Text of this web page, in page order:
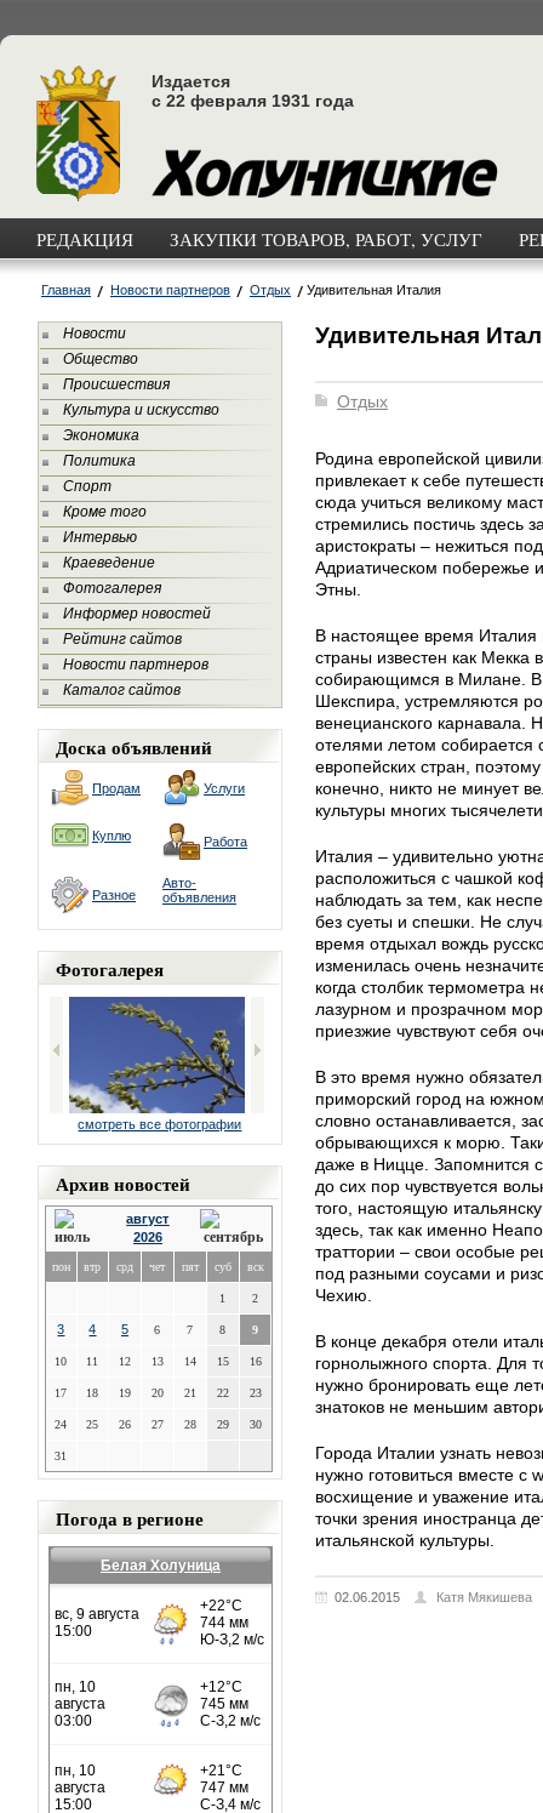
Издается
с 22 февраля 1931 года
РЕДАКЦИЯ ЗАКУПКИ ТОВАРОВ, РАБОТ, УСЛУГ
Главная Новости партнеров Отдых Удивительная Италия
Новости
Общество
Происшествия
Культура и искусство
Экономика
Политика
Спорт
Кроме того
Интервью
Краеведение
Фотогалерея
Информер новостей
Рейтинг сайтов
Новости партнеров
Каталог сайтов
Доска объявлений
Продам Услуги
Куплю Работа
Разное
Авто-
объявления
Фотогалерея
смотреть все фотографии
Архив новостей
август
2026
пон втр срд чет пят суб вск
1 2
3 4 5 6 7 8 9
10 11 12 13 14 15 16
17 18 19 20 21 22 23
24 25 26 27 28 29 30
31
Погода в регионе
Белая Холуница
Удивительная
Отдых
Родина европейской
привлекает к себе
сюда учиться великому
стремились постичь здесь
аристократы – нежиться
Адриатическом побережье
Этны.
В настоящее время Италия
страны известен как
собирающимся в Милане. В
Шекспира, устремляются
венецианского
отелями летом собирается
европейских стран,
конечно, никто не минует
культуры многих
Италия – удивительно
расположиться с чашкой
наблюдать за тем, как
без суеты и спешки. Не
время отдыхал вождь
изменилась очень
когда столбик термометра
лазурном и прозрачном
приезжие чувствуют себя
В это время нужно
приморский город на
словно останавливается,
обрывающихся к морю.
даже в Ницце. Запомнится
до сих пор чувствуется
того, настоящую
здесь, так как именно
траттории – свои особые
под разными соусами и
Чехию.
В конце декабря отели
горнолыжного спорта. Для
нужно бронировать еще
знатоков не меньшим
Города Италии узнать
нужно готовиться вместе с
восхищение и уважение
точки зрения иностранца
итальянской культуры.
02.06.2015 Катя Мякишева